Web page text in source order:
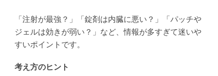
「注射が最強？」「錠剤は内臓に悪い？」「パッチや
ジェルは効きが弱い？」など、情報が多すぎて迷いや
すいポイントです。
考え方のヒント